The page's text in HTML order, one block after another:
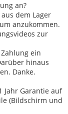
an?
dem Lager
anzukommen.
zur
ein
hinaus
Danke.
Jahr Garantie auf
(Bildschirm und